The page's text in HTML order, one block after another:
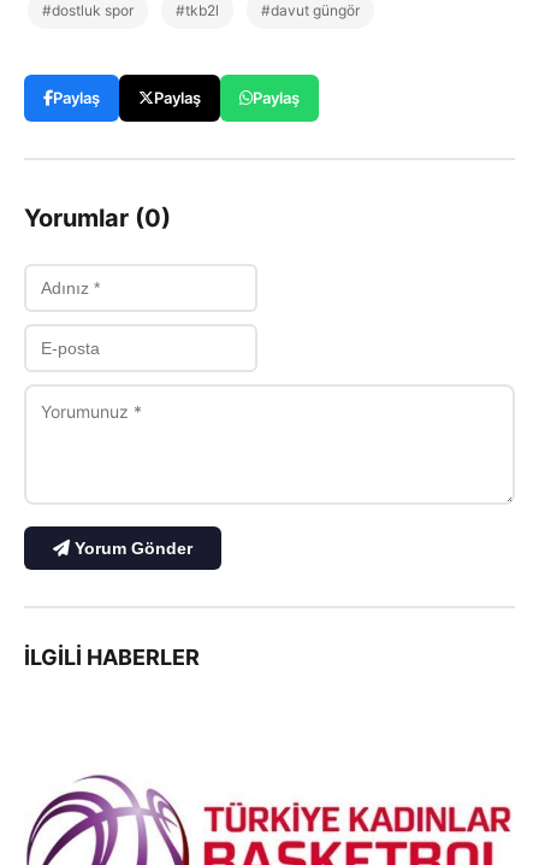
#dostluk spor #tkb2l #davut güngör
Paylaş Paylaş Paylaş
Yorumlar (0)
Yorum Gönder
İLGILI HABERLER